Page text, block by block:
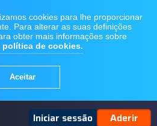
Iniciar sessão Aderir